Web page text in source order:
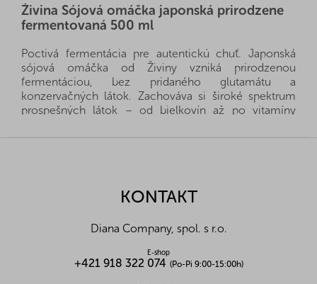
Živina Sójová omáčka japonská prirodzene
fermentovaná 500 ml
Poctivá fermentácia pre autentickú chuť. Japonská
sójová omáčka od Živiny vzniká prirodzenou
fermentáciou, bez pridaného glutamátu a
konzervačných látok. Zachováva si široké spektrum
prospešných látok – od bielkovín až po vitamíny
Bohatá na umami, prirodzene zvýrazní chuť jedál a
skladujte v chladničke – vydrží až 2 roky.
Alergény:produkt obsahuje obilniny obsahujúce
lepok, sójové zrná a môže obsahovať arašidy
(arašidy), horčicu, orechy, sezamové semená,
KONTAKT
Diana Company, spol. s r.o.
E-shop
+421 918 322 074 (Po-Pi 9:00-15:00h)